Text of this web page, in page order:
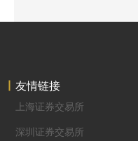
友情链接
上海证券交易所
深圳证券交易所